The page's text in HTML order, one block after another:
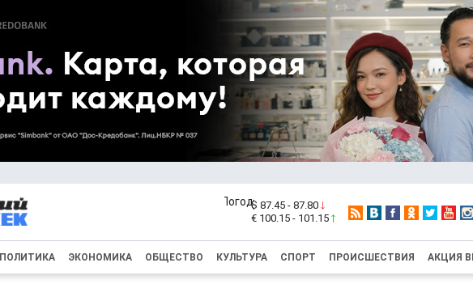
$ 87.45 - 87.80
€ 100.15 - 101.15
ПОЛИТИКА ЭКОНОМИКА ОБЩЕСТВО КУЛЬТУРА СПОРТ ПРОИСШЕСТВИЯ АКЦИЯ